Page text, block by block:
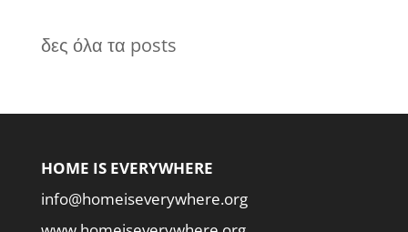
δες όλα τα posts
HOME IS EVERYWHERE
info@homeiseverywhere.org